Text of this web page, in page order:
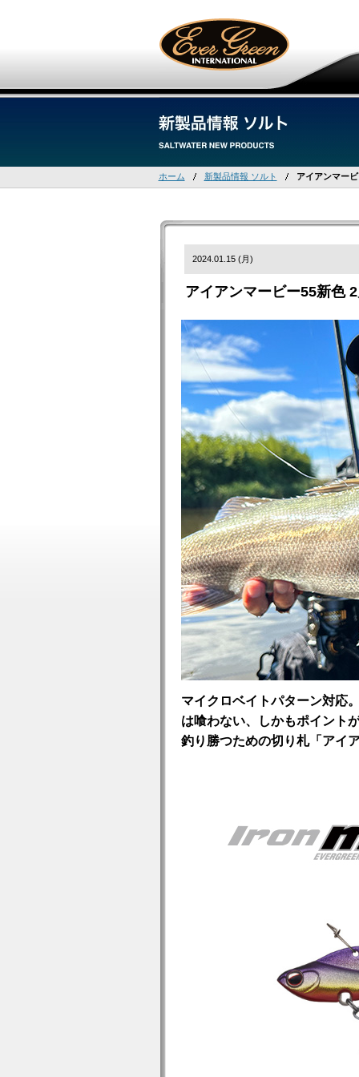
ホーム 新製品情報 ソルト アイアンマー
2024.01.15 (月)
アイアンマービー55新色
マイクロベイトパターン対応
は喰わない、しかもポイント
釣り勝つための切り札「アイ